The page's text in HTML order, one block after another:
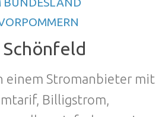
einem Stromanbieter mit
Billigstrom,